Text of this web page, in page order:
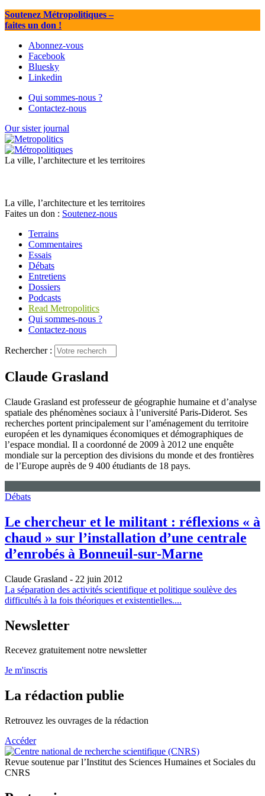
Soutenez Métropolitiques–
faites un don !
Abonnez-vous
Facebook
Bluesky
Linkedin
Qui sommes-nous ?
Contactez-nous
Our sister journal
La ville, l’architecture et les territoires
La ville, l’architecture et les territoires
Faites un don : Soutenez-nous
Terrains
Commentaires
Essais
Débats
Entretiens
Dossiers
Podcasts
Read Metropolitics
Qui sommes-nous ?
Contactez-nous
Rechercher :
Claude Grasland
Claude Grasland est professeur de géographie humaine et d’analyse
spatiale des phénomènes sociaux à l’université Paris-Diderot. Ses
recherches portent principalement sur l’aménagement du territoire
européen et les dynamiques économiques et démographiques de
l’espace mondial. Il a coordonné de 2009 à 2012 une enquête
mondiale sur la perception des divisions du monde et des frontières
de l’Europe auprès de 9 400 étudiants de 18 pays.
Débats
Le chercheur et le militant : réflexions « à
chaud » sur l’installation d’une centrale
d’enrobés à Bonneuil-sur-Marne
Claude Grasland - 22 juin 2012
La séparation des activités scientifique et politique soulève des
difficultés à la fois théoriques et existentielles....
Newsletter
Recevez gratuitement notre newsletter
Je m'inscris
La rédaction publie
Retrouvez les ouvrages de la rédaction
Accéder
Revue soutenue par l’Institut des Sciences Humaines et Sociales du
CNRS